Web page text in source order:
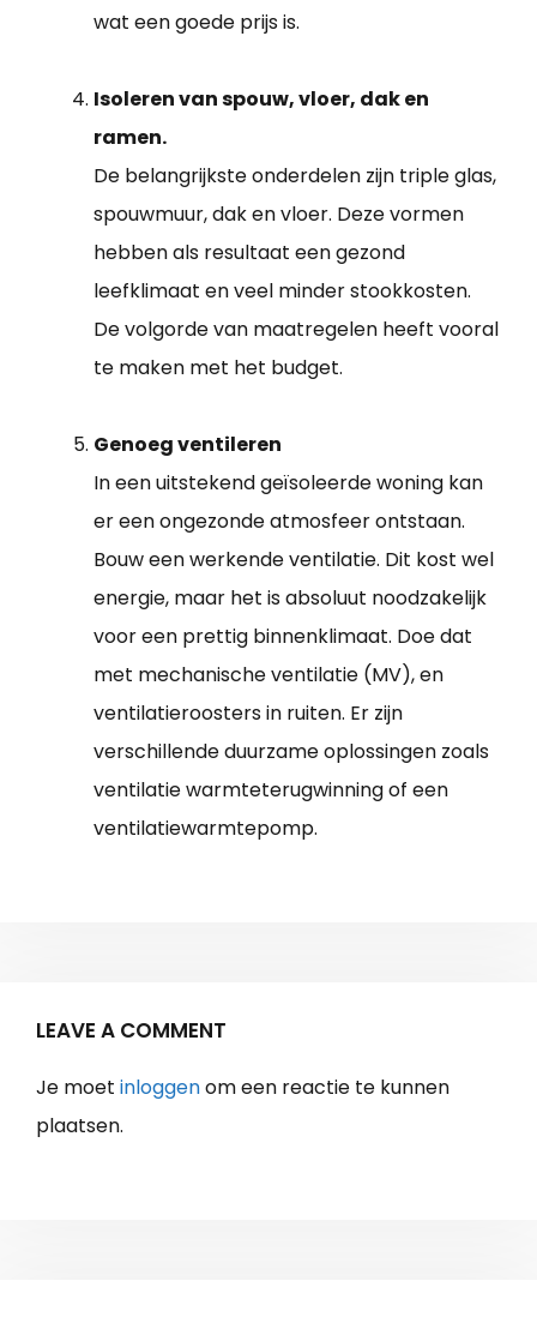
wat een goede prijs is.
Isoleren van spouw, vloer, dak en
ramen.
De belangrijkste onderdelen zijn triple glas,
spouwmuur, dak en vloer. Deze vormen
hebben als resultaat een gezond
leefklimaat en veel minder stookkosten.
De volgorde van maatregelen heeft vooral
te maken met het budget.
Genoeg ventileren
In een uitstekend geïsoleerde woning kan
er een ongezonde atmosfeer ontstaan.
Bouw een werkende ventilatie. Dit kost wel
energie, maar het is absoluut noodzakelijk
voor een prettig binnenklimaat. Doe dat
met mechanische ventilatie (MV), en
ventilatieroosters in ruiten. Er zijn
verschillende duurzame oplossingen zoals
ventilatie warmteterugwinning of een
ventilatiewarmtepomp.
LEAVE A COMMENT
Je moet inloggenom een reactie te kunnen
plaatsen.